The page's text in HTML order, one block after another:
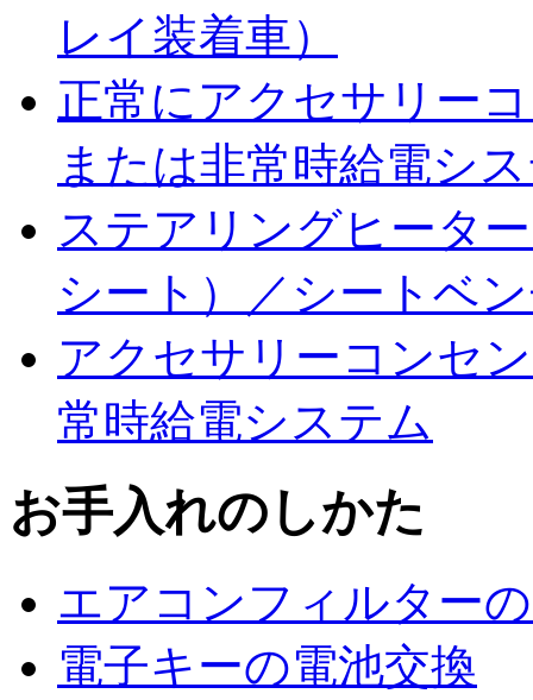
レイ装着車）
正常にアクセサリー
または非常時給電シ
ステアリングヒータ
シート）／シートベ
アクセサリーコンセ
常時給電システム
お手入れのしかた
エアコンフィルター
電子キーの電池交換